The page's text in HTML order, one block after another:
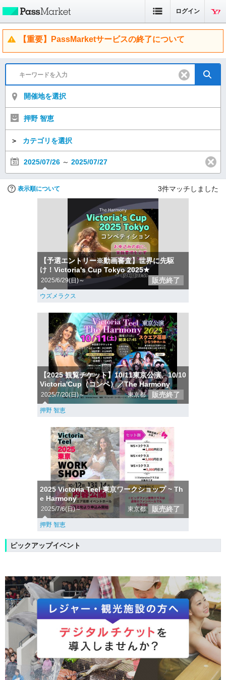
ログイン
【重要】PassMarketサービスの終了について
開催地を選択
押野 智恵
＞ カテゴリを選択
2025/07/26 ～ 2025/07/27
表示順について 3件マッチしました
【予選エントリー※動画審査】世界に先駆
け！Victoria's Cup Tokyo 2025★
2025/6/29(日)～ 販売終了
ウズメラクス
【2025 観覧チケット】10/11東京公演、10/10
Victoria'Cup（コンペ）／The Harmony
2025/7/20(日)～ 東京都 販売終了
押野 智恵
2025 Victoria Teel 東京ワークショップ ~ Th
e Harmony
2025/7/6(日)～ 東京都 販売終了
押野 智恵
ピックアップイベント